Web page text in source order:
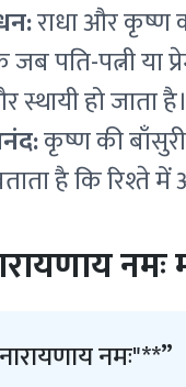
राधा और कृष्ण
जब पति-पत्नी
हो जाता है।
कृष्ण की
है कि रिश्ते
नमः
नमः"**